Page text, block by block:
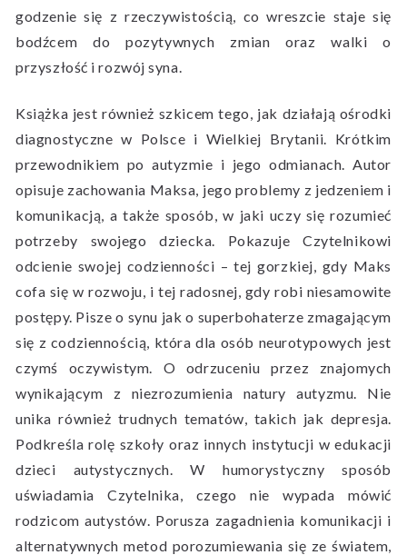
godzenie się z rzeczywistością, co wreszcie staje się
bodźcem do pozytywnych zmian oraz walki o
przyszłość i rozwój syna.
Książka jest również szkicem tego, jak działają ośrodki
diagnostyczne w Polsce i Wielkiej Brytanii. Krótkim
przewodnikiem po autyzmie i jego odmianach. Autor
opisuje zachowania Maksa, jego problemy z jedzeniem i
komunikacją, a także sposób, w jaki uczy się rozumieć
potrzeby swojego dziecka. Pokazuje Czytelnikowi
odcienie swojej codzienności – tej gorzkiej, gdy Maks
cofa się w rozwoju, i tej radosnej, gdy robi niesamowite
postępy. Pisze o synu jak o superbohaterze zmagającym
się z codziennością, która dla osób neurotypowych jest
czymś oczywistym. O odrzuceniu przez znajomych
wynikającym z niezrozumienia natury autyzmu. Nie
unika również trudnych tematów, takich jak depresja.
Podkreśla rolę szkoły oraz innych instytucji w edukacji
dzieci autystycznych. W humorystyczny sposób
uświadamia Czytelnika, czego nie wypada mówić
rodzicom autystów. Porusza zagadnienia komunikacji i
alternatywnych metod porozumiewania się ze światem,